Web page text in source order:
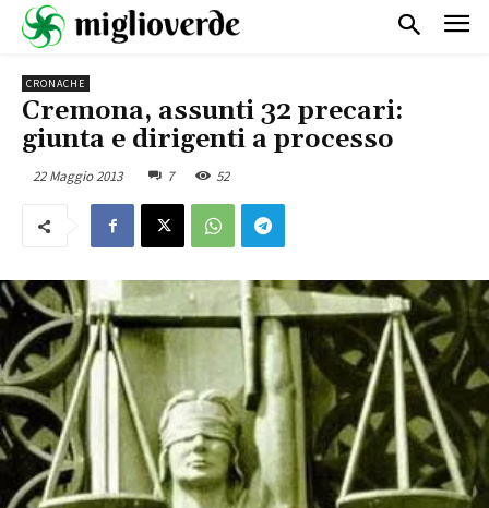
CRONACHE
Cremona, assunti 32 precari:
giunta e dirigenti a processo
22 Maggio 2013 7 52